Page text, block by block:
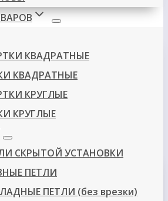
КВАДРАТНЫЕ
КВАДРАТНЫЕ
КРУГЛЫЕ
КРУГЛЫЕ
СКРЫТОЙ УСТАНОВКИ
ПЕТЛИ
ПЕТЛИ (без врезки)